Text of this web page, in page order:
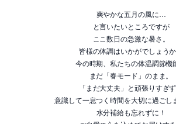
爽やかな五月の風に…
と言いたいところですが
ここ数日の急激な暑さ。
皆様の体調はいかがでしょうか
今の時期、私たちの体温調節機
まだ「春モード」のまま。
「まだ大丈夫」と頑張りすぎず
意識して一息つく時間を大切に過ごし
水分補給も忘れずに！